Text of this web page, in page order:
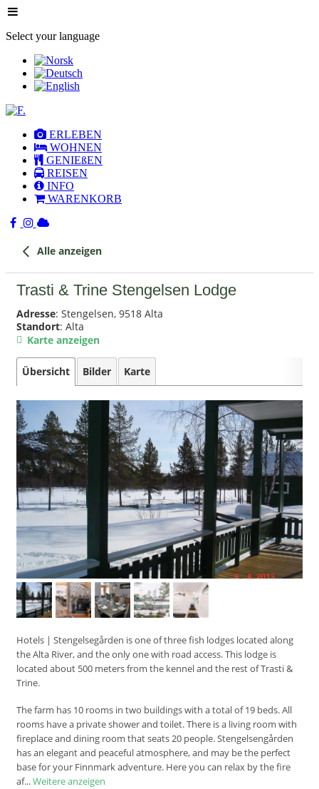
Select your language
ERLEBEN
WOHNEN
GENIEßEN
REISEN
INFO
WARENKORB
Alle anzeigen
Trasti & Trine Stengelsen Lodge
Adresse: Stengelsen, 9518 Alta
Standort: Alta
Karte anzeigen
Übersicht Bilder Karte
Hotels | Stengelsegården is one of three fish lodges located along
the Alta River, and the only one with road access. This lodge is
located about 500 meters from the kennel and the rest of Trasti &
Trine.
The farm has 10 rooms in two buildings with a total of 19 beds. All
rooms have a private shower and toilet. There is a living room with
fireplace and dining room that seats 20 people. Stengelsengården
has an elegant and peaceful atmosphere, and may be the perfect
base for your Finnmark adventure. Here you can relax by the fire
af...Weitere anzeigen